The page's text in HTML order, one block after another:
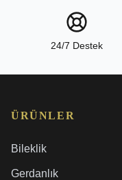
24/7 Destek
ÜRÜNLER
Bileklik
Gerdanlık